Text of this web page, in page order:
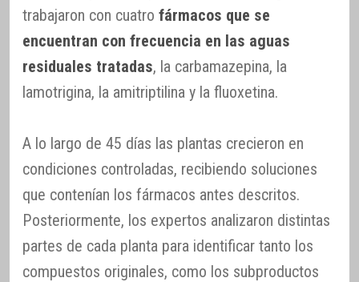
trabajaron con cuatro fármacos que se
encuentran con frecuencia en las aguas
residuales tratadas, la carbamazepina, la
lamotrigina, la amitriptilina y la fluoxetina.
A lo largo de 45 días las plantas crecieron en
condiciones controladas, recibiendo soluciones
que contenían los fármacos antes descritos.
Posteriormente, los expertos analizaron distintas
partes de cada planta para identificar tanto los
compuestos originales, como los subproductos